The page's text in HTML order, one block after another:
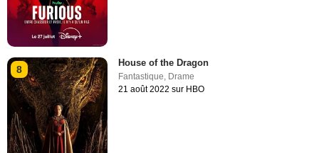
8
House of the Dragon
Fantastique, Drame
21 août 2022 sur HBO